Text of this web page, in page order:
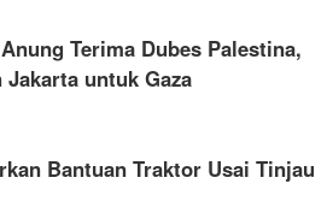
Terima Dubes Palestina,
Jakarta untuk Gaza
Bantuan Traktor Usai Tinjau